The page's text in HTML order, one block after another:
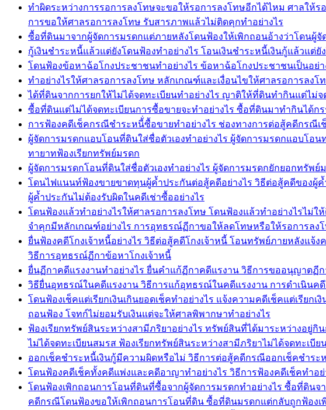
ทำผิดระหว่างการรอการลงโทษจะขอให้รอการลงโทษอีกได้ไหม ศาลให้
การขอให้ศาลรอการลงโทษ รับสารภาพแล้วไม่ติดคุกทำอย่างไร
ซื้อที่ดินมาจากผู้จัดการมรดกแต่ภายหลังโดนฟ้องให้เพิกถอนอ้างว่าโดนผู้
กู้เงินชำระหนี้แล้วแต่ยังโดนฟ้องทำอย่างไร โอนเงินชำระหนี้เงินกู้แล้วแต่
โดนฟ้องข้อหาฉ้อโกงประชาชนทำอย่างไร ข้อหาฉ้อโกงประชาชนเป็นอ
ทำอย่างไรให้ศาลรอการลงโทษ หลักเกณฑ์และเงื่อนไขให้ศาลรอการลง
ได้ที่ดินจากการยกให้ไม่ได้จดทะเบียนทำอย่างไร ญาติให้ที่ดินทำกินแต่ไม่
ซื้อที่ดินแต่ไม่ได้จดทะเบียนการซื้อขายจะทำอย่างไร ซื้อที่ดินมาทำกินไ
การฟ้องคดีเช็คกรณีชำระหนี้่ซื้อขายทำอย่างไร ช่องทางการต่อสู้คดีกรณี
ผู้จัดการมรดกแอบโอนที่ดินใส่ชื่อตัวเองทำอย่างไร ผู้จัดการมรดกแอบโ
ทายาทฟ้องเรียกทรัพย์มรดก
ผู้จัดการมรดกโอนที่ดินใส่ชื่อตัวเองทำอย่างไร ผู้จัดการมรดกยักยอกทรัพ
โดนไฟแนนท์ฟ้องขายขาดทุนผู้ค้ำประกันต่อสู้คดีอย่างไร วิธีต่อสู้คดีของผู้
ผู้ค้ำประกันไม่ต้องรับผิดในคดีเช่าซื้ออย่างไร
โดนฟ้องแล้วทำอย่างไรให้ศาลรอการลงโทษ โดนฟ้องแล้วทำอย่างไรไม่
จำคุกมีหลักเกณฑ์อย่างไร การอุทธรณ์ฏีกาขอให้ลดโทษหรือให้รอการลงโ
ยื่นฟ้องคดีโกงเจ้าหนี้อย่างไร วิธีต่อสู้คดีโกงเจ้าหนี้ โอนทรัพย์ภายหลังแจ้
วิธีการอุทธรณ์ฏีกาข้อหาโกงเจ้าหนี้
ยื่นฏีกาคดีแรงงานทำอย่างไร ยื่นคำแก้ฏีกาคดีแรงาน วิธีการขออนุญาตฏี
วิธียื่นอุทธรณ์ในคดีแรงงาน วิธีการแก้อุทธรณ์ในคดีแรงงาน การดำเนิน
โดนฟ้องเช็คแต่เรียกเงินเกินยอดเช็คทำอย่างไร แจ้งความคดีเช็คแต่เรีย
ถอนฟ้อง โจทก์ไม่ยอมรับเงินแต่จะให้ศาลพิพากษาทำอย่างไร
ฟ้องเรียกทรัพย์สินระหว่างสามีภริยาอย่างไร ทรัพย์สินที่ได้มาระหว่างอ
ไม่ได้จดทะเบียนสมรส ฟ้องเรียกทรัพย์สินระหว่างสามีภริยาไม่ได้จดทะเบีย
ออกเช็คชำระหนี้เงินกู้มีความผิดหรือไม่ วิธีการต่อสู้คดีกรณีออกเช็คชำระ
โดนฟ้องคดีเช็คทั้งคดีแพ่งและคดีอาญาทำอย่างไร วิธีการฟ้องคดีเช็คทำอย่
โดนฟ้องเพิกถอนการโอนที่ดินที่ซื้อจากผู้จัดการมรดกทำอย่างไร ซื้อที่ดิน
คดีกรณีโดนฟ้องขอให้เพิกถอนการโอนที่ดิน ซื้อที่ดินมรดกแต่กลับถูกฟ้องเ